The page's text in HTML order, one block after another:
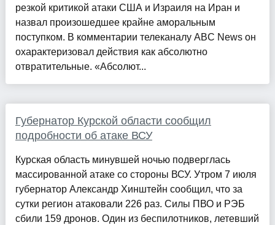
резкой критикой атаки США и Израиля на Иран и
назвал произошедшее крайне аморальным
поступком. В комментарии телеканалу ABC News он
охарактеризовал действия как абсолютно
отвратительные. «Абсолют...
Губернатор Курской области сообщил
подробности об атаке ВСУ
Курская область минувшей ночью подверглась
массированной атаке со стороны ВСУ. Утром 7 июля
губернатор Александр Хинштейн сообщил, что за
сутки регион атаковали 226 раз. Силы ПВО и РЭБ
сбили 159 дронов. Один из беспилотников, летевший